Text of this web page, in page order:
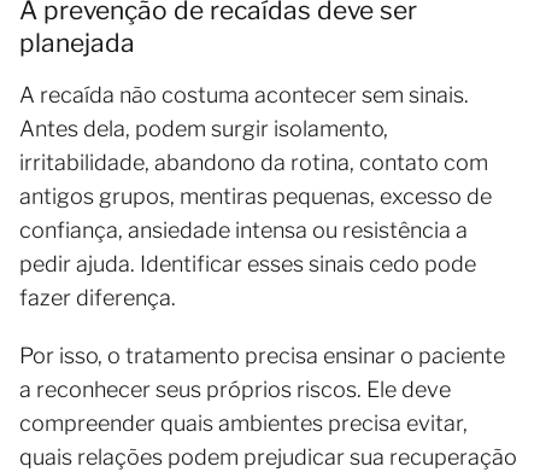
A prevenção de recaídas deve ser
planejada
A recaída não costuma acontecer sem sinais.
Antes dela, podem surgir isolamento,
irritabilidade, abandono da rotina, contato com
antigos grupos, mentiras pequenas, excesso de
confiança, ansiedade intensa ou resistência a
pedir ajuda. Identificar esses sinais cedo pode
fazer diferença.
Por isso, o tratamento precisa ensinar o paciente
a reconhecer seus próprios riscos. Ele deve
compreender quais ambientes precisa evitar,
quais relações podem prejudicar sua recuperação